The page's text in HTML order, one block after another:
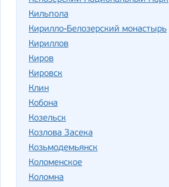
Кильпола
Кирилло-Белозерский монастырь
Кириллов
Киров
Кировск
Клин
Кобона
Козельск
Козлова Засека
Козьмодемьянск
Коломенское
Коломна